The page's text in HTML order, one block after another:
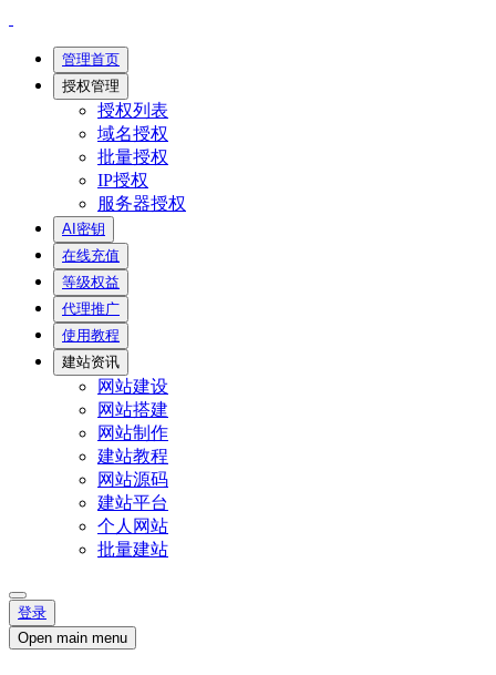
管理首页
授权管理
授权列表
域名授权
批量授权
IP授权
服务器授权
AI密钥
在线充值
等级权益
代理推广
使用教程
建站资讯
网站建设
网站搭建
网站制作
建站教程
网站源码
建站平台
个人网站
批量建站
登录
Open main menu